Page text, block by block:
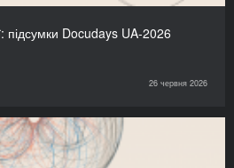
підсумки Docudays UA-2026
26 червня 2026